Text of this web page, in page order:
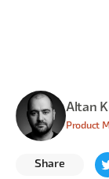
Altan
Product
Share